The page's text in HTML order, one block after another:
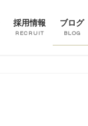
採用情報
RECRUIT
ブログ
BLOG